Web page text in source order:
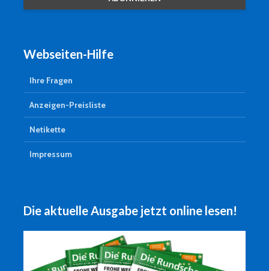
Webseiten-Hilfe
Ihre Fragen
Anzeigen-Preisliste
Netikette
Impressum
Die aktuelle Ausgabe jetzt online lesen!